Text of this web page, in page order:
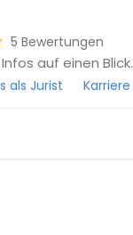
5 Bewertungen
auf einen Blick.
als Jurist Karriere